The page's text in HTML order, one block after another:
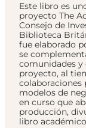
Este libro es
proyecto The
Consejo de
Biblioteca
fue elaborado
se
comunidades y
proyecto, al
colaboraciones
modelos de
en curso que
producción,
libro